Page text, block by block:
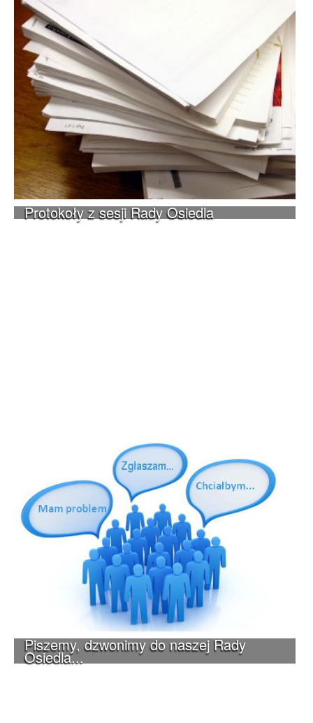
Protokoły z sesji Rady Osiedla
Piszemy, dzwonimy do naszej Rady
Osiedla...